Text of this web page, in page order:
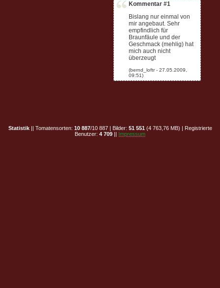
Kommentar #1
Bislang nur einmal von
mir angebaut. Sehr
empfindlich für
Braunfäule und der
Geschmack (mehlig) hat
mich auch nicht
überzeugt
Statistik|| Tomatensorten: 10 887/10 887 | Bilder: 51 551 (4 763,76 MB) | Registrierte
Benutzer: 4 709 || Impressum